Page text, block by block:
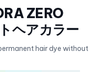
ZERO
ヘアカラー
hair dye without